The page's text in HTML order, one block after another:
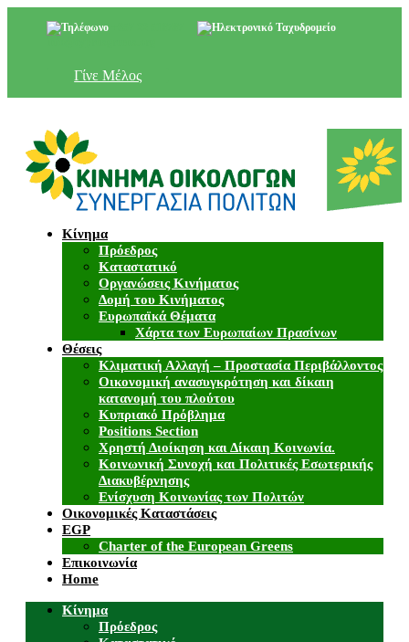
Γίνε Μέλος
Κίνημα
Πρόεδρος
Καταστατικό
Οργανώσεις Κινήματος
Δομή του Κινήματος
Ευρωπαϊκά Θέματα
Χάρτα των Ευρωπαίων Πρασίνων
Θέσεις
Κλιματική Αλλαγή – Προστασία Περιβάλλοντος
Οικονομική ανασυγκρότηση και δίκαιη
κατανομή του πλούτου
Κυπριακό Πρόβλημα
Positions Section
Χρηστή Διοίκηση και Δίκαιη Κοινωνία.
Κοινωνική Συνοχή και Πολιτικές Εσωτερικής
Διακυβέρνησης
Ενίσχυση Κοινωνίας των Πολιτών
Οικονομικές Καταστάσεις
EGP
Charter of the European Greens
Επικοινωνία
Home
Κίνημα
Πρόεδρος